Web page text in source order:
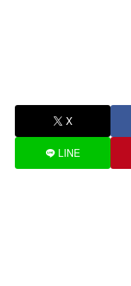
X
LINE